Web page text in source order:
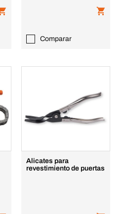
Comparar
Alicates para
revestimiento de puertas